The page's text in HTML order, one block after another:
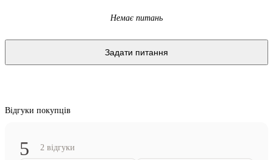
Немає питань
Задати питання
Відгуки покупців
5 2 відгуки